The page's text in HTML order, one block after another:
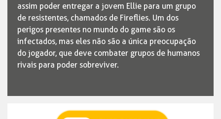
assim poder entregar a jovem Ellie para um grupo
de resistentes, chamados de Fireflies. Um dos
perigos presentes no mundo do game são os
infectados, mas eles não são a única preocupação
do jogador, que deve combater grupos de humanos
rivais para poder sobreviver.